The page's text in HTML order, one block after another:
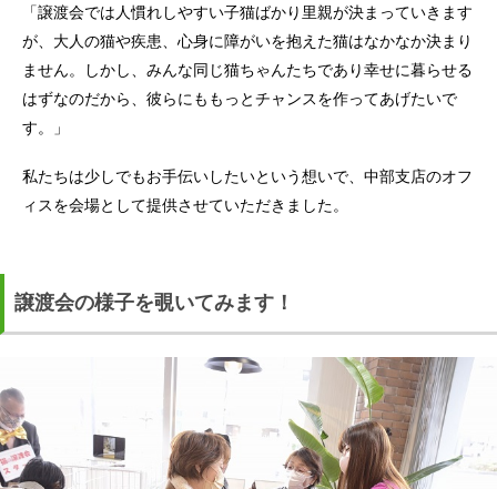
「譲渡会では人慣れしやすい子猫ばかり里親が決まっていきます
が、大人の猫や疾患、心身に障がいを抱えた猫はなかなか決まり
ません。しかし、みんな同じ猫ちゃんたちであり幸せに暮らせる
はずなのだから、彼らにももっとチャンスを作ってあげたいで
す。」
私たちは少しでもお手伝いしたいという想いで、中部支店のオフ
ィスを会場として提供させていただきました。
譲渡会の様子を覗いてみます！